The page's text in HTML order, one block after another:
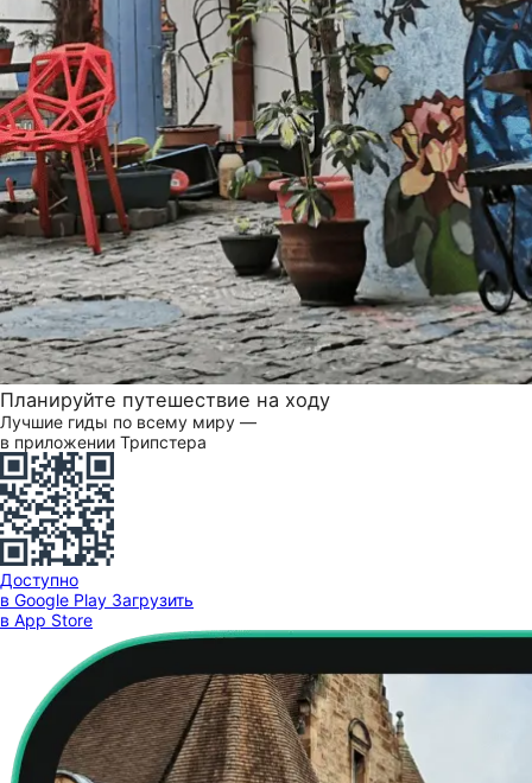
Планируйте путешествие на ходу
Лучшие гиды по всему миру —
в приложении Трипстера
Доступно
в Google Play Загрузить
в App Store